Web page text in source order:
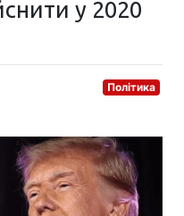
у 2020
Політика